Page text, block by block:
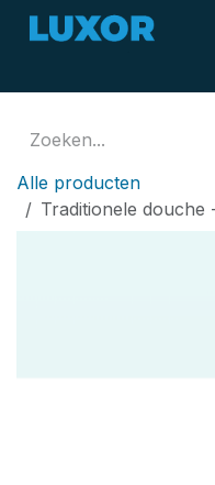
Overslaan naar inhoud
Alle producten
Traditionele douche